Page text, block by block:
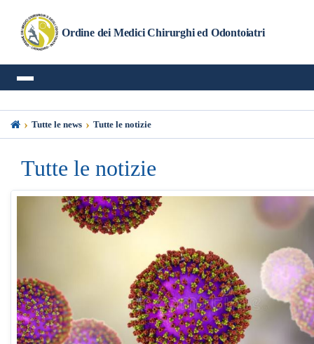
Ordine dei Medici Chirurghi ed Odontoiatri
› Tutte le news › Tutte le notizie
Tutte le notizie